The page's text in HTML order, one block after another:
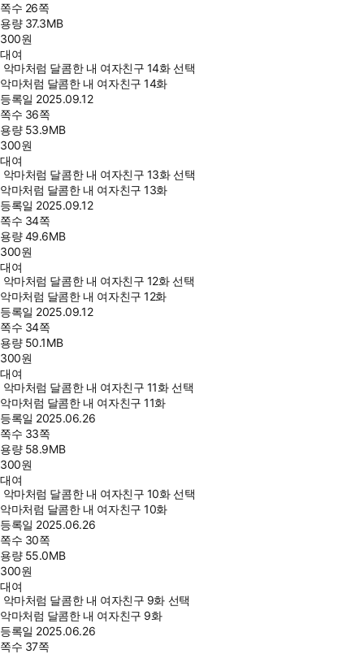
쪽수 26쪽
용량 37.3MB
300원
대여
악마처럼 달콤한 내 여자친구 14화 선택
악마처럼 달콤한 내 여자친구 14화
등록일 2025.09.12
쪽수 36쪽
용량 53.9MB
300원
대여
악마처럼 달콤한 내 여자친구 13화 선택
악마처럼 달콤한 내 여자친구 13화
등록일 2025.09.12
쪽수 34쪽
용량49.6MB
300원
대여
악마처럼 달콤한 내 여자친구 12화 선택
악마처럼 달콤한 내 여자친구 12화
등록일 2025.09.12
쪽수 34쪽
용량 50.1MB
300원
대여
악마처럼 달콤한 내 여자친구 11화 선택
악마처럼 달콤한 내 여자친구 11화
등록일 2025.06.26
쪽수 33쪽
용량 58.9MB
300원
대여
악마처럼 달콤한 내 여자친구 10화 선택
악마처럼 달콤한 내 여자친구 10화
등록일 2025.06.26
쪽수 30쪽
용량 55.0MB
300원
대여
악마처럼 달콤한 내 여자친구 9화 선택
악마처럼 달콤한 내 여자친구 9화
등록일 2025.06.26
쪽수 37쪽